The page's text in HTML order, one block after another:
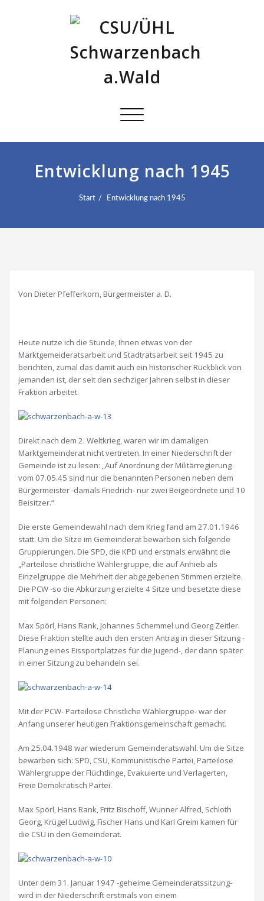
Schalte
Entwicklung nach 1945
Start Entwicklung nach 1945
Von Dieter Pfefferkorn, Bürgermeister a. D.
Heute nutze ich die Stunde, Ihnen etwas von der
Marktgemeideratsarbeit und Stadtratsarbeit seit 1945 zu
berichten, zumal das damit auch ein historischer Rückblick von
jemanden ist, der seit den sechziger Jahren selbst in dieser
Fraktion arbeitet.
Direkt nach dem 2. Weltkrieg, waren wir im damaligen
Marktgemeinderat nicht vertreten. In einer Niederschrift der
Gemeinde ist zu lesen: „Auf Anordnung der Militärregierung
vom 07.05.45 sind nur die benannten Personen neben dem
Bürgermeister -damals Friedrich- nur zwei Beigeordnete und 10
Beisitzer.“
Die erste Gemeindewahl nach dem Krieg fand am 27.01.1946
statt. Um die Sitze im Gemeinderat bewarben sich folgende
Gruppierungen. Die SPD, die KPD und erstmals erwähnt die
„Parteilose christliche Wählergruppe, die auf Anhieb als
Einzelgruppe die Mehrheit der abgegebenen Stimmen erzielte.
Die PCW -so die Abkürzung erzielte 4 Sitze und besetzte diese
mit folgenden Personen:
Max Spörl, Hans Rank, Johannes Schemmel und Georg Zeitler.
Diese Fraktion stellte auch den ersten Antrag in dieser Sitzung -
Planung eines Eissportplatzes für die Jugend-, der dann später
in einer Sitzung zu behandeln sei.
Mit der PCW- Parteilose Christliche Wählergruppe- war der
Anfang unserer heutigen Fraktionsgemeinschaft gemacht.
Am 25.04.1948 war wiederum Gemeinderatswahl. Um die Sitze
bewarben sich: SPD, CSU, Kommunistische Partei, Parteilose
Wählergruppe der Flüchtlinge, Evakuierte und Verlagerten,
Freie Demokratisch Partei.
Max Spörl, Hans Rank, Fritz Bischoff, Wunner Alfred, Schloth
Georg, Krügel Ludwig, Fischer Hans und Karl Greim kamen für
die CSU in den Gemeinderat.
Unter dem 31. Januar 1947 -geheime Gemeinderatssitzung-
wird in der Niederschrift erstmals von einem